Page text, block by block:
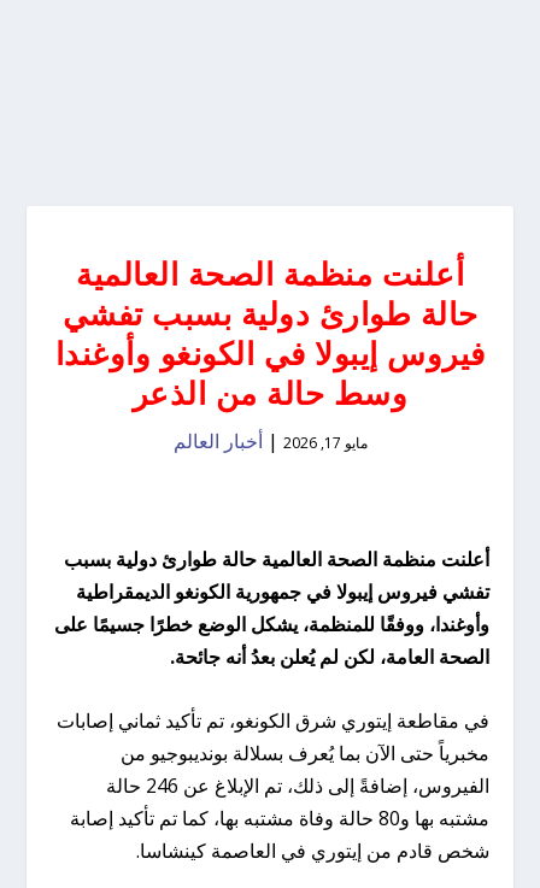
أعلنت منظمة الصحة العالمية
حالة طوارئ دولية بسبب تفشي
فيروس إيبولا في الكونغو وأوغندا
وسط حالة من الذعر
مايو 17, 2026 |أخبار العالم
أعلنت منظمة الصحة العالمية حالة طوارئ دولية بسبب
تفشي فيروس إيبولا في جمهورية الكونغو الديمقراطية
وأوغندا، ووفقًا للمنظمة، يشكل الوضع خطرًا جسيمًا على
الصحة العامة، لكن لم يُعلن بعدُ أنه جائحة.
في مقاطعة إيتوري شرق الكونغو، تم تأكيد ثماني إصابات
مخبرياً حتى الآن بما يُعرف بسلالة بونديبوجيو من
الفيروس، إضافةً إلى ذلك، تم الإبلاغ عن 246 حالة
مشتبه بها و80 حالة وفاة مشتبه بها، كما تم تأكيد إصابة
شخص قادم من إيتوري في العاصمة كينشاسا.